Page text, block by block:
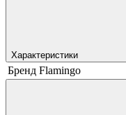
Характеристики
Бренд Flamingo